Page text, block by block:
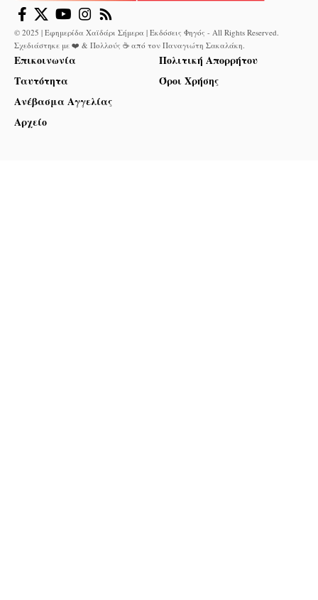
© 2025 | Εφημερίδα Χαϊδάρι Σήμερα | Εκδόσεις Φηγός - All Rights Reserved.
Σχεδιάστηκε με ❤️ & Πολλούς ☕ από τον Παναγιώτη Σακαλάκη.
Επικοινωνία
Ταυτότητα
Ανέβασμα Αγγελίας
Αρχείο
Πολιτική Απορρήτου
Όροι Χρήσης